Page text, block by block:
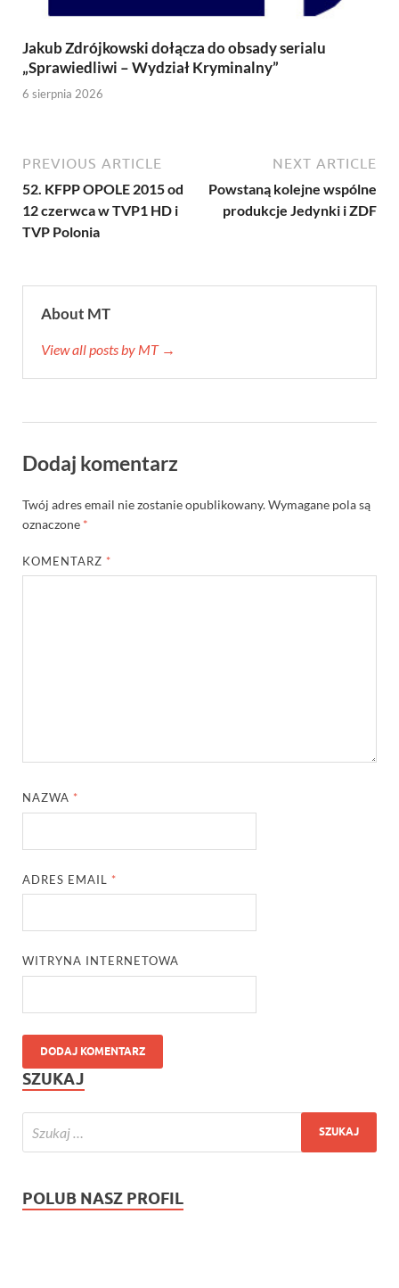
Jakub Zdrójkowski dołącza do obsady serialu
„Sprawiedliwi – Wydział Kryminalny”
6 sierpnia 2026
PREVIOUS ARTICLE
52. KFPP OPOLE 2015 od
12 czerwca w TVP1 HD i
TVP Polonia
NEXT ARTICLE
Powstaną kolejne wspólne
produkcje Jedynki i ZDF
About MT
View all posts by MT →
Dodaj komentarz
Twój adres email nie zostanie opublikowany.Wymagane pola są
oznaczone *
KOMENTARZ *
NAZWA *
ADRES EMAIL *
WITRYNA INTERNETOWA
SZUKAJ
POLUB NASZ PROFIL